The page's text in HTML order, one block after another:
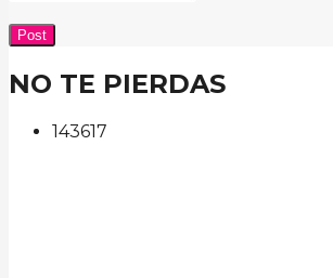
NO TE PIERDAS
143617